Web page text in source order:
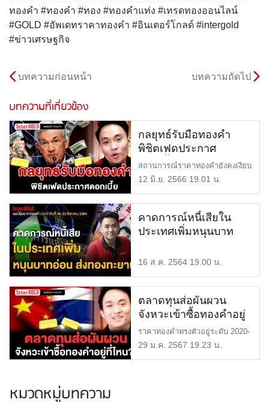
ทองคำ #ทองคำ #ทอง #ทองคำแท่ง #เทรดทองออนไลน์
#GOLD #อัพเดทราคาทองคำ #อินเตอร์โกลด์ #intergold
#ข่าวเศรษฐกิจ
บทความก่อนหน้า บทความถัดไป
บทความที่เกี่ยวข้อง
กลยุทธ์รับมือทองคำ
พิชิตเฟดประกาศ
ดอกเบี้ย | แนวโน้มราคา
ทองคำประจำวันที่ 12-
สถานการณ์ราคาทองคำยังคงเงียบ
มา 3 สัปดาห์ โดยเฉพาะทองคำแ
12 มิ.ย. 2566 19.01 น.
คาดการณ์หนี้เสียใน
ประเทศเพิ่มหนุนบาท
แนวโน้มราคาทองคำ
สิงหาคม 2564
16 ส.ค. 2564 19.00 น.
ตลาดทุนส่อผันผวน
จังหวะเข้าซื้อทองคำอยู่
ที่ใด | แนวโน้มราคา
ทองคำประจำวันที่ 29
ราคาทองคำทรงตัวอยู่ระดับ 2020-
2030 $ ในขณะที่เงินบาทอ่อ […]
29 ม.ค. 2567 19.23 น.
หมวดหมู่บทความ